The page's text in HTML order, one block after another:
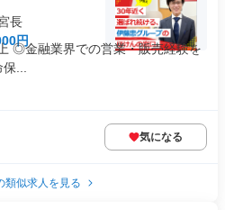
長
円
◎金融業界での営業・販売経験を
...
気になる
類似求人を見る